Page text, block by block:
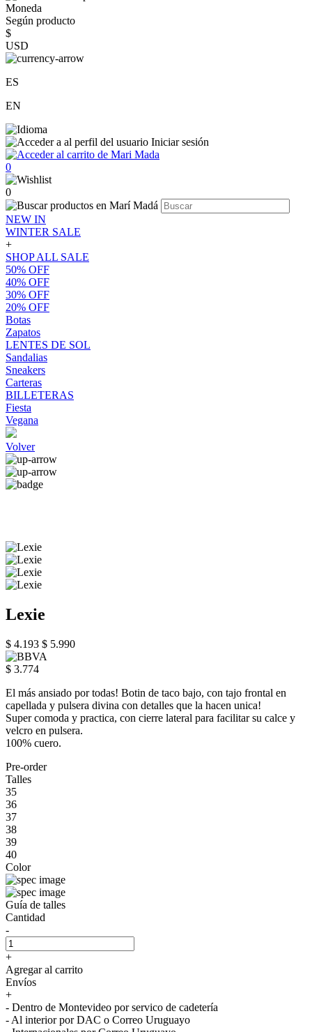
Moneda
Según producto
$
USD
ES
EN
Iniciar sesión
0
0
NEW IN
WINTER SALE
+
SHOP ALL SALE
50% OFF
40% OFF
30% OFF
20% OFF
Botas
Zapatos
LENTES DE SOL
Sandalias
Sneakers
Carteras
BILLETERAS
Fiesta
Vegana
Volver
Lexie
$ 4.193 $ 5.990
$ 3.774
El más ansiado por todas! Botin de taco bajo, con tajo frontal en
capellada y pulsera divina con detalles que la hacen unica!
Super comoda y practica, con cierre lateral para facilitar su calce y
velcro en pulsera.
100% cuero.
Pre-order
Talles
35
36
37
38
39
40
Color
Guía de talles
Cantidad
-
+
Agregar al carrito
Envíos
+
- Dentro de Montevideo por servico de cadetería
- Al interior por DAC o Correo Uruguayo